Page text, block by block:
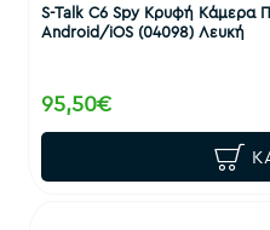
S-Talk C6 Spy Κρυφή Κάμερα
Android/iOS (04098) Λευκή
95,50€